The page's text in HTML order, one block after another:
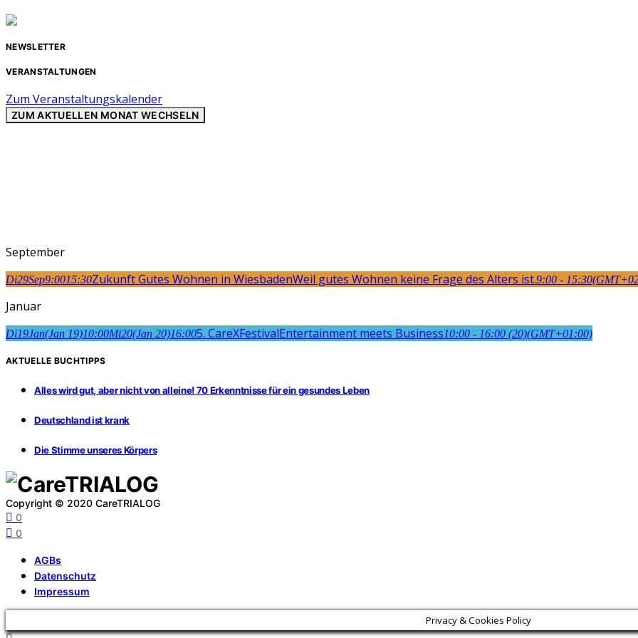
NEWSLETTER
VERANSTALTUNGEN
Zum Veranstaltungskalender
ZUM AKTUELLEN MONAT WECHSELN
September
Di29Sep9:0015:30Zukunft Gutes Wohnen in WiesbadenWeil gutes Wohnen keine Frage des Alters ist.9:00 - 15:30
Januar
Di19Jan(Jan 19)10:00Mi20(Jan 20)16:005. CareXFestivalEntertainment meets Business10:00 - 16:00 (20)(GMT+01:00)
AKTUELLE BUCHTIPPS
Alles wird gut, aber nicht von alleine! 70 Erkenntnisse für ein gesundes Leben
Deutschland ist krank
Die Stimme unseres Körpers
Copyright © 2020 CareTRIALOG
0
0
AGBs
Datenschutz
Impressum
Privacy & Cookies Policy